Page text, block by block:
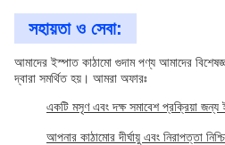
সহায়তা ও সেবা:
আমাদের ইস্পাত কাঠামো গুদাম পণ্য আমাদের
দ্বারা সমর্থিত হয়। আমরা অফারঃ
একটি মসৃণ এবং দক্ষ সমাবেশ প্রক্রিয়া জন্য
আপনার কাঠামোর দীর্ঘায়ু এবং নিরাপত্তা